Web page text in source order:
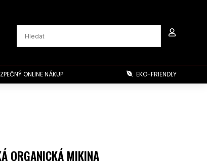

ONLINE NÁKUP  EKO-FRIENDLY
ORGANICKÁ MIKINA